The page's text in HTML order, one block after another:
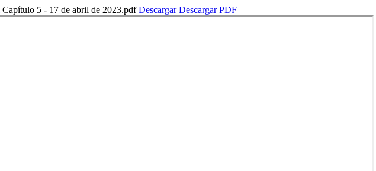
Capítulo 5 - 17 de abril de 2023.pdfDescargarDescargar PDF